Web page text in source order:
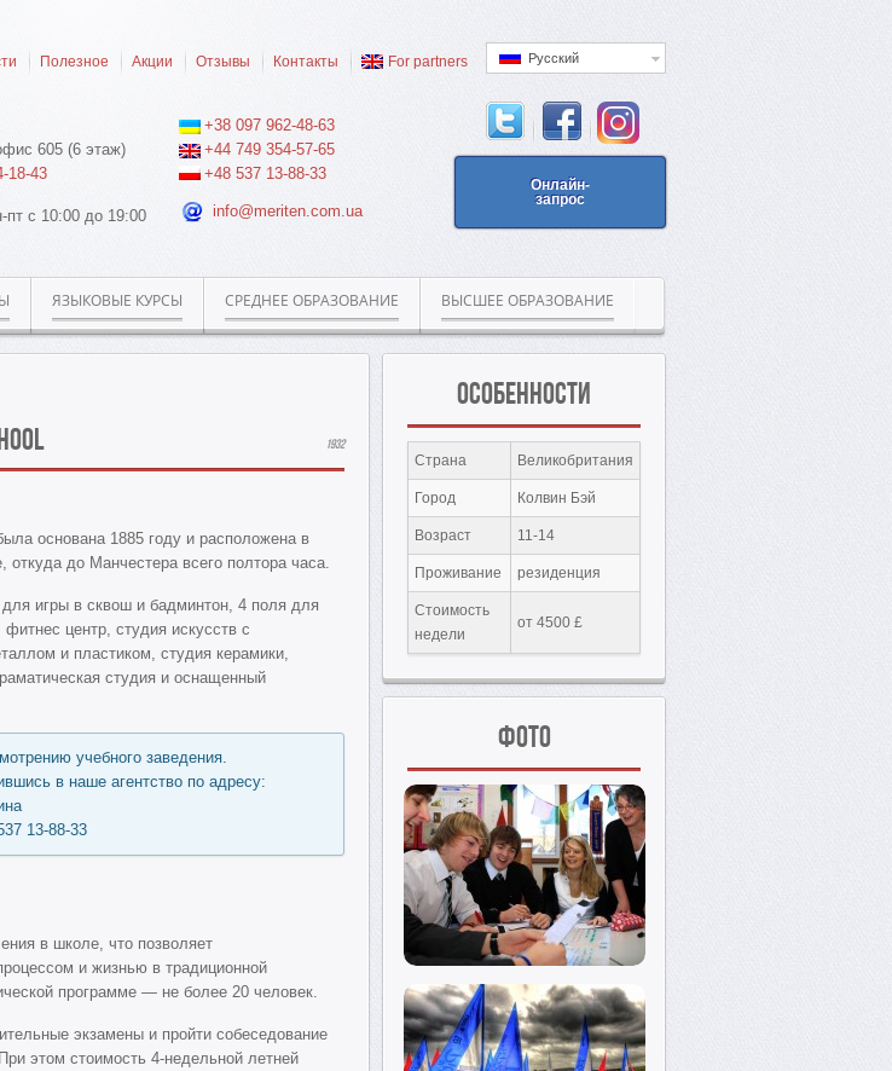
Русский
Полезное Акции Отзывы Контакты For partners
Онлайн-
запрос
+38 097 962-48-63
+44 749 354-57-65
+48 537 13-88-33
info@meriten.com.ua
605 (6 этаж)
18-43
пт с 10:00 до 19:00
ЯЗЫКОВЫЕ КУРСЫ СРЕДНЕЕ ОБРАЗОВАНИЕ ВЫСШЕЕ ОБРАЗОВАНИЕ
1932
основана 1885 году и расположена в
до Манчестера всего полтора часа.
игры в сквош и бадминтон, 4 поля для
центр, студия искусств с
и пластиком, студия керамики,
студия и оснащенный
учебного заведения.
в наше агентство по адресу:
13-88-33
в школе, что позволяет
и жизнью в традиционной
программе — не более 20 человек.
экзамены и пройти собеседование
этом стоимость 4-недельной летней
Особенности
Страна Великобритания
Город Колвин Бэй
Возраст 11-14
Проживание резиденция
Стоимость
недели
от 4500 £
Фото